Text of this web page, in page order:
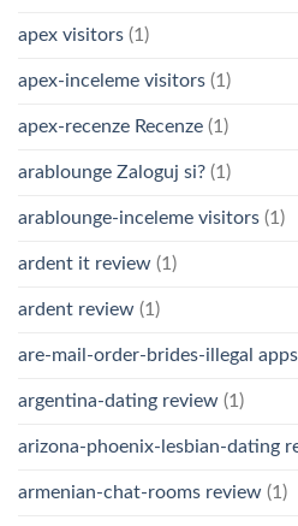
apex visitors (1)
apex-inceleme visitors (1)
apex-recenze Recenze (1)
arablounge Zaloguj si? (1)
arablounge-inceleme visitors (1)
ardent it review (1)
ardent review (1)
are-mail-order-brides-illegal
argentina-dating review (1)
arizona-phoenix-lesbian-dating
armenian-chat-rooms review (1)